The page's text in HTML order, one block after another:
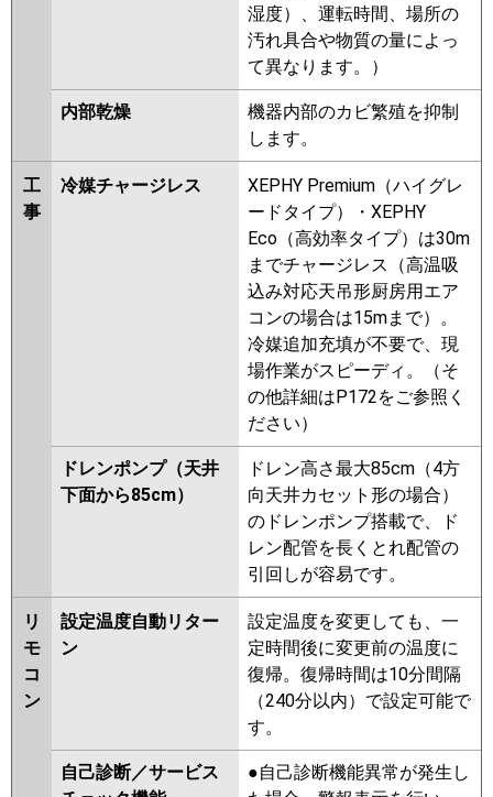
湿度）、運転時間、場所の
汚れ具合や物質の量によっ
て異なります。）
内部乾燥
機器内部のカビ繁殖を抑制
します。
工
事
冷媒チャージレス
XEPHY Premium（ハイグレ
ードタイプ）・XEPHY
Eco（高効率タイプ）は30m
までチャージレス（高温吸
込み対応天吊形厨房用エア
コンの場合は15mまで）。
冷媒追加充填が不要で、現
場作業がスピーディ。（そ
の他詳細はP172をご参照く
ださい）
ドレンポンプ（天井
下面から85cm）
ドレン高さ最大85cm（4方
向天井カセット形の場合）
のドレンポンプ搭載で、ド
レン配管を長くとれ配管の
引回しが容易です。
リ
モ
コ
ン
設定温度自動リター
ン
設定温度を変更しても、一
定時間後に変更前の温度に
復帰。復帰時間は10分間隔
（240分以内）で設定可能で
す。
自己診断／サービス
●自己診断機能異常が発生し